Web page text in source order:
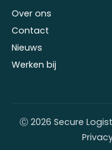
Over ons
Contact
Nieuws
Werken bij
Ⓒ 2026 Secure